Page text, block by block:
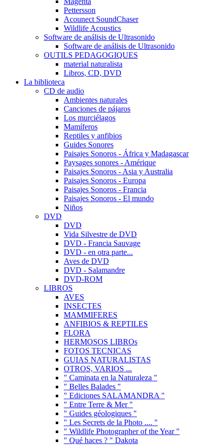
Pettersson
Acounect SoundChaser
Wildlife Acoustics
Software de análisis de Ultrasonido
Software de análisis de Ultrasonido
OUTILS PEDAGOGIQUES
material naturalista
Libros, CD, DVD
La biblioteca
CD de audio
Ambientes naturales
Canciones de pájaros
Los murciélagos
Mamíferos
Reptiles y anfibios
Guides Sonores
Paisajes Sonoros - África y Madagascar
Paysages sonores - Amérique
Paisajes Sonoros - Asia y Australia
Paisajes Sonoros - Europa
Paisajes Sonoros - Francia
Paisajes Sonoros - El mundo
Niños
DVD
DVD
Vida Silvestre de DVD
DVD - Francia Sauvage
DVD - en otra parte...
Aves de DVD
DVD - Salamandre
DVD-ROM
LIBROS
AVES
INSECTES
MAMMIFERES
ANFIBIOS & REPTILES
FLORA
HERMOSOS LIBROs
FOTOS TECNICAS
GUIAS NATURALISTAS
OTROS, VARIOS ...
" Caminata en la Naturaleza "
" Belles Balades "
" Ediciones SALAMANDRA "
" Entre Terre & Mer "
" Guides géologiques "
" Les Secrets de la Photo .... "
" Wildlife Photographer of the Year "
" Qué haces ? " Dakota